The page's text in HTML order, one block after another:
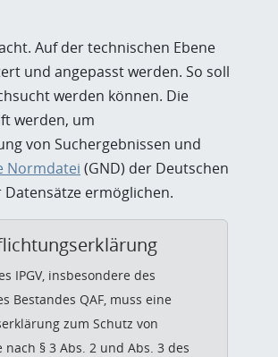
Auf der technischen Ebene
und angepasst werden. So soll
werden können. Die
werden, um
von Suchergebnissen und
Normdatei (GND) der Deutschen
ermöglichen.
IPGV, insbesondere des
Bestandes QAF, muss eine
zum Schutz von
§ 3 Abs. 2 und Abs. 3 des